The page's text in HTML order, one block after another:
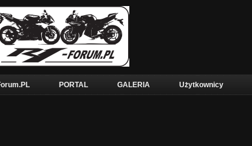
PORTAL GALERIA Użytkownicy